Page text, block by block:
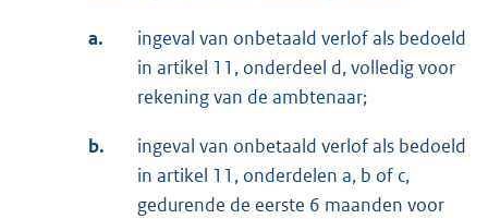
a.
ingeval van onbetaald verlof als bedoeld
in artikel 11, onderdeel d, volledig voor
rekening van de ambtenaar;
b.
ingeval van onbetaald verlof als bedoeld
in artikel 11, onderdelen a, b of c,
gedurende de eerste 6 maanden voor